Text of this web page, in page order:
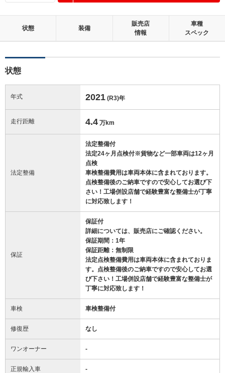
状態 装備
販売店
情報
車種
スペック
状態
年式 2021 (R3)年
走行距離 4.4 万km
法定整備
法定整備付
法定24ヶ月点検付※貨物など一部車両は12ヶ月
点検
車検整備費用は車両本体に含まれております。
点検整備後のご納車ですので安心してお選び下
さい！工場併設店舗で経験豊富な整備士が丁寧
に対応致します！
保証
保証付
詳細については、販売店にご確認ください。
保証期間：1年
保証距離：無制限
法定点検整備費用は車両本体に含まれておりま
す。点検整備後のご納車ですので安心してお選
び下さい！工場併設店舗で経験豊富な整備士が
丁寧に対応致します！
車検 車検整備付
修復歴 なし
ワンオーナー -
正規輸入車 -